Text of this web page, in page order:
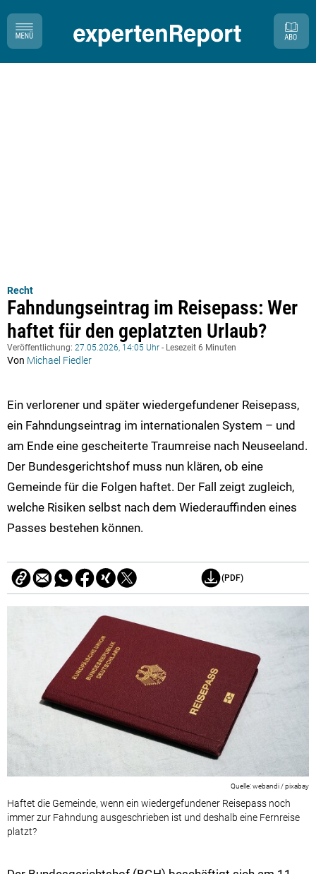
Recht
Fahndungseintrag im Reisepass: Wer
haftet für den geplatzten Urlaub?
Veröffentlichung: 27.05.2026, 14:05 Uhr - Lesezeit 6 Minuten
Von Michael Fiedler
Ein verlorener und später wiedergefundener Reisepass,
ein Fahndungseintrag im internationalen System – und
am Ende eine gescheiterte Traumreise nach Neuseeland.
Der Bundesgerichtshof muss nun klären, ob eine
Gemeinde für die Folgen haftet. Der Fall zeigt zugleich,
welche Risiken selbst nach dem Wiederauffinden eines
Passes bestehen können.
(PDF)
Haftet die Gemeinde, wenn ein wiedergefundener Reisepass noch
immer zur Fahndung ausgeschrieben ist und deshalb eine Fernreise
platzt?
webandi / pixabay